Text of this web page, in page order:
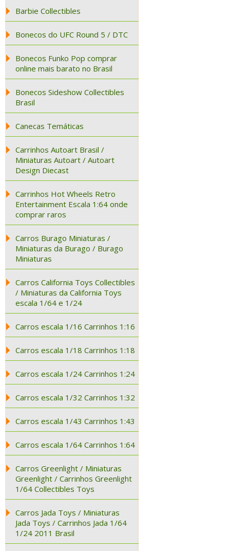
Barbie Collectibles
Bonecos do UFC Round 5 / DTC
Bonecos Funko Pop comprar
online mais barato no Brasil
Bonecos Sideshow Collectibles
Brasil
Canecas Temáticas
Carrinhos Autoart Brasil /
Miniaturas Autoart / Autoart
Design Diecast
Carrinhos Hot Wheels Retro
Entertainment Escala 1:64 onde
comprar raros
Carros Burago Miniaturas /
Miniaturas da Burago / Burago
Miniaturas
Carros California Toys Collectibles
/ Miniaturas da California Toys
escala 1/64 e 1/24
Carros escala 1/16 Carrinhos 1:16
Carros escala 1/18 Carrinhos 1:18
Carros escala 1/24 Carrinhos 1:24
Carros escala 1/32 Carrinhos 1:32
Carros escala 1/43 Carrinhos 1:43
Carros escala 1/64 Carrinhos 1:64
Carros Greenlight / Miniaturas
Greenlight / Carrinhos Greenlight
1/64 Collectibles Toys
Carros Jada Toys / Miniaturas
Jada Toys / Carrinhos Jada 1/64
1/24 2011 Brasil